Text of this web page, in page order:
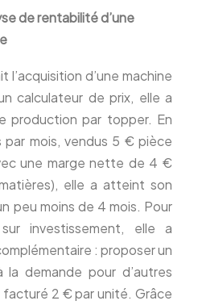
de rentabilité d’une
l’acquisition d’une machine
calculateur de prix, elle a
production par topper. En
mois, vendus 5 € pièce
une marge nette de 4 €
elle a atteint son
peu moins de 4 mois. Pour
investissement, elle a
: proposer un
demande pour d’autres
facturé 2 € par unité. Grâce